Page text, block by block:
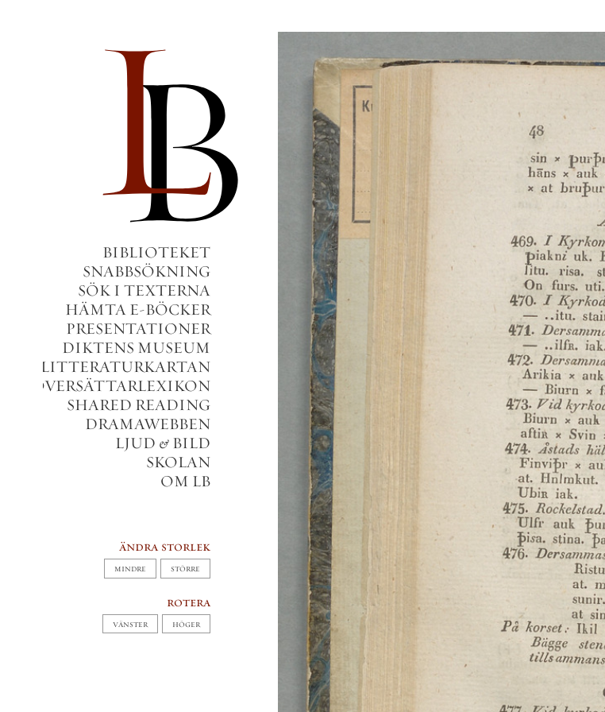
BIBLIOTEKET
SNABBSÖKNING
SÖK I TEXTERNA
HÄMTA E-BÖCKER
PRESENTATIONER
DIKTENS MUSEUM
SHARED READING
DRAMAWEBBEN
&BILD
SKOLAN
OM LB
ändra storlek
STÖRRE
HÖGER